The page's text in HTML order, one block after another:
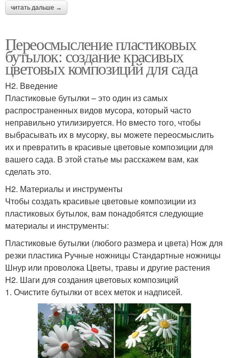
читать дальше →
Переосмысление пластиковых
бутылок: создание красивых
цветовых композиций для сада
H2. Введение
Пластиковые бутылки – это один из самых
распространенных видов мусора, который часто
неправильно утилизируется. Но вместо того, чтобы
выбрасывать их в мусорку, вы можете переосмыслить
их и превратить в красивые цветовые композиции для
вашего сада. В этой статье мы расскажем вам, как
сделать это.
H2. Материалы и инструменты
Чтобы создать красивые цветовые композиции из
пластиковых бутылок, вам понадобятся следующие
материалы и инструменты:
Пластиковые бутылки (любого размера и цвета) Нож для
резки пластика Ручные ножницы Стандартные ножницы
Шнур или проволока Цветы, травы и другие растения
H2. Шаги для создания цветовых композиций
1. Очистите бутылки от всех меток и надписей.